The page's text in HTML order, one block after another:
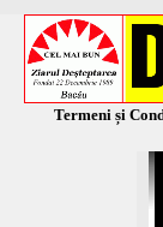
Termeni și